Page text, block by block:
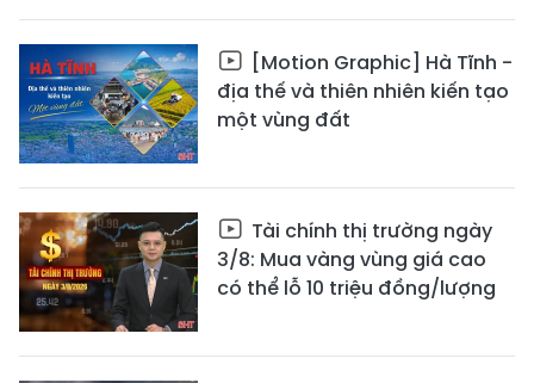
[Motion Graphic] Hà Tĩnh -
địa thế và thiên nhiên kiến tạo
một vùng đất
Tài chính thị trường ngày
3/8: Mua vàng vùng giá cao
có thể lỗ 10 triệu đồng/lượng